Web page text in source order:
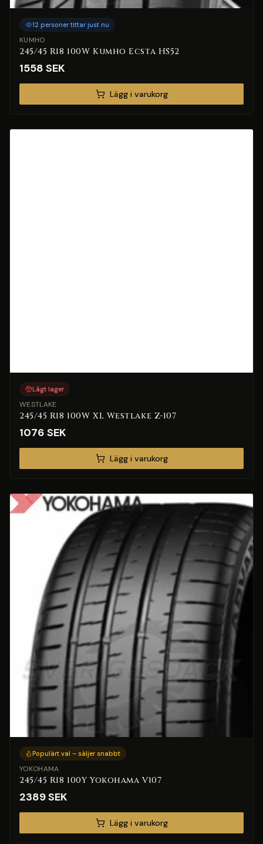
12 personer tittar just nu
KUMHO
245/45 R18 100W Kumho Ecsta HS52
1558 SEK
Lägg i varukorg
Lågt lager
WESTLAKE
245/45 R18 100W XL Westlake Z-107
1076 SEK
Lägg i varukorg
Populärt val – säljer snabbt
YOKOHAMA
245/45 R18 100Y Yokohama V107
2389SEK
Lägg i varukorg